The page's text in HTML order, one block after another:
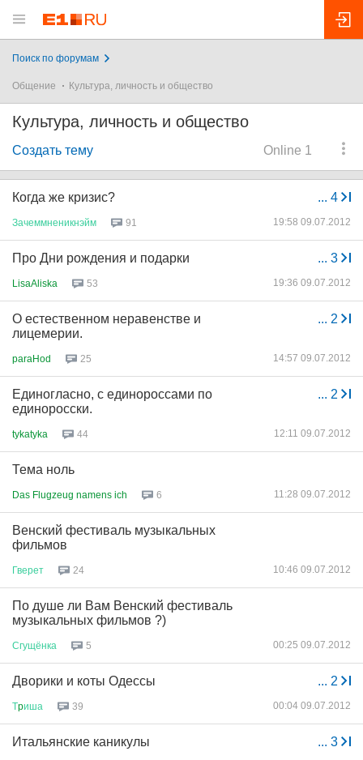
Поиск по форумам
Общение Культура, личность и общество
Культура, личность и общество
Online 1
Создать тему
... 4
Когда же кризис?
Зачеммненикнэйм 91 19:58 09.07.2012
... 3
Про Дни рождения и подарки
LisaAliska 53 19:36 09.07.2012
... 2
О естественном неравенстве и
лицемерии.
paraHod 25 14:57 09.07.2012
... 2
Единогласно, с единороссами по
единоросски.
tykatyka 44 12:11 09.07.2012
Тема ноль
Das Flugzeug namens ich 6 11:28 09.07.2012
Венский фестиваль музыкальных
фильмов
Гверет 24 10:46 09.07.2012
По душе ли Вам Венский фестиваль
музыкальных фильмов ?)
Сгущёнка 5 00:25 09.07.2012
... 2
Дворики и коты Одессы
Тpиша 39 00:04 09.07.2012
... 3
Итальянские каникулы